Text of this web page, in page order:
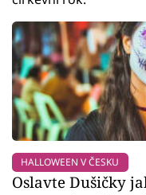
HALLOWEEN V ČESKU
Oslavte Dušičky